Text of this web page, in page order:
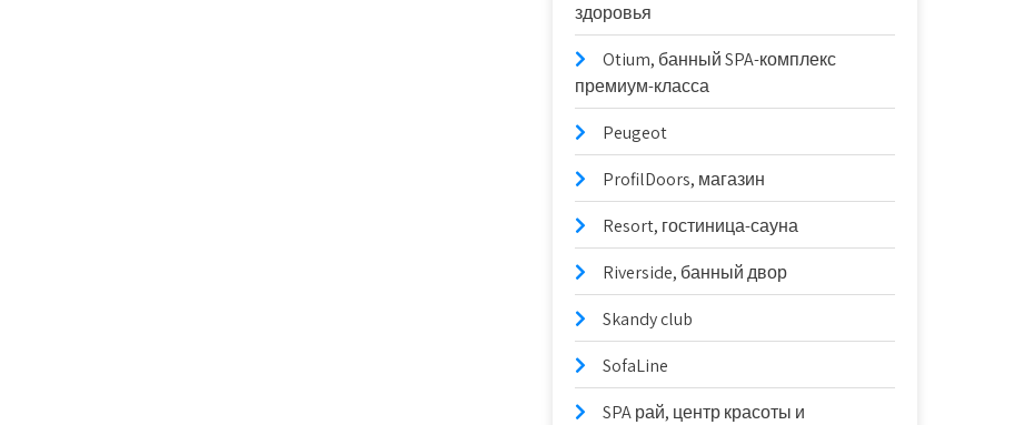
здоровья
Otium, банный SPA-комплекс
премиум-класса
Peugeot
ProfilDoors, магазин
Resort, гостиница-сауна
Riverside, банный двор
Skandy club
SofaLine
SPA рай, центр красоты и